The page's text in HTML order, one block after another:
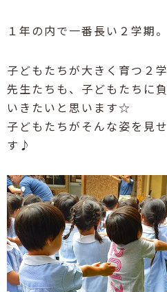
１年の内で一番長い２学期。
子どもたちが大きく育つ２学
先生たちも、子どもたちに
いきたいと思います☆
子どもたちがそんな姿を見
す♪